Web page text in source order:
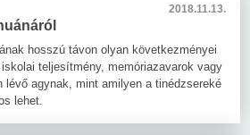
2018.11.13.
hosszú távon olyan következményei
teljesítmény, memóriazavarok vagy
lévő agynak, mint amilyen a tinédzsereké
lehet.